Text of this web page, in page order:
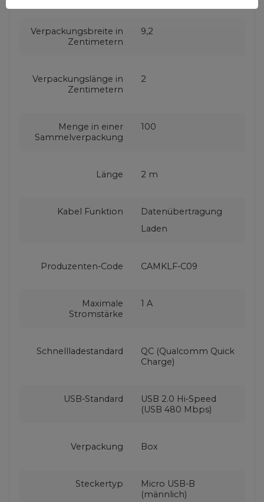
Verpackungsbreite in
Zentimetern
9,2
Verpackungslänge in
Zentimetern
2
Menge in einer
Sammelverpackung
100
Länge 2 m
Kabel Funktion
Datenübertragung
Laden
Produzenten-Code CAMKLF-C09
Maximale
Stromstärke
1 A
Schnellladestandard
QC (Qualcomm Quick
Charge)
USB-Standard
USB 2.0 Hi-Speed
(USB 480 Mbps)
Verpackung Box
Steckertyp
Micro USB-B
(männlich)